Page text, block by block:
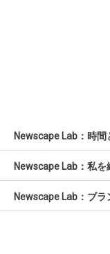
Newscape Lab：時
Newscape Lab：私
Newscape Lab：ブ